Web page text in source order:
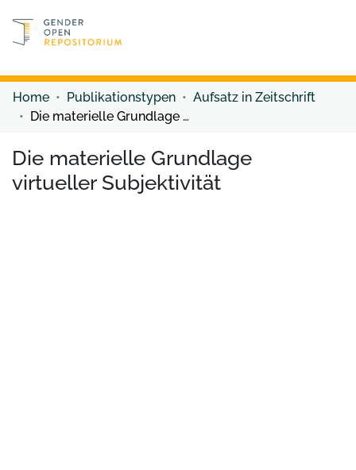
Discover content
Home Publikationstypen
Aufsatz in Zeitschrift
Die materielle Grundlage virtueller Subjektivität
Die materielle Grundlage
virtueller Subjektivität